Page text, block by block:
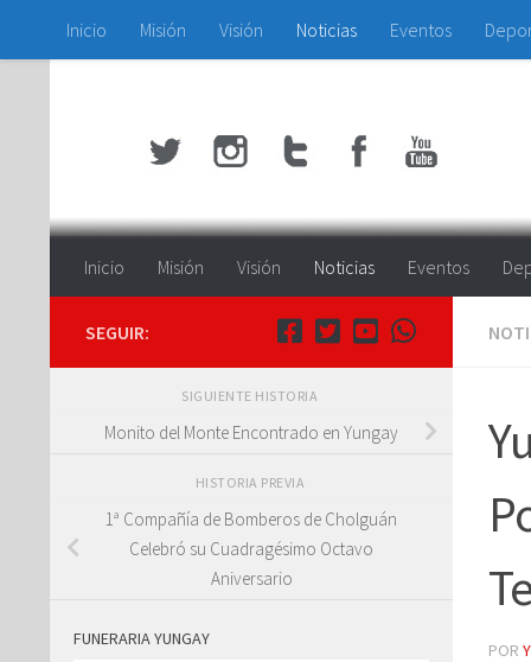
Saltar al contenido
Inicio Misión Visión Noticias Eventos
Inicio Misión Visión Noticias Eventos
POR
SEGUIR:
SIGUIENTE HISTORIA
Monito del Monte Encontrado en Yungay
HISTORIA PREVIA
1ª Compañía de Bomberos de Cholguán
Celebró su Cuadragésimo Octavo
Aniversario
FUNERARIA YUNGAY